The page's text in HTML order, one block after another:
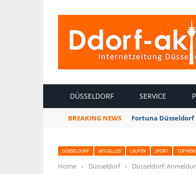
DÜSSELDORF SERVICE
BREAKING NEWS Fortuna Düsseldorf
DÜSSELDORF AKTUELLES LAUFEN SPORT TOP
Home › Düsseldorf › Düsseldorf: